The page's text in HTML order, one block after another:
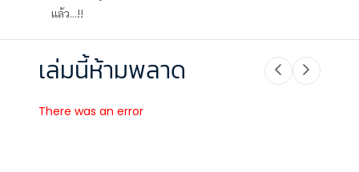
แล้ว...!!
เล่มนี้ห้ามพลาด
There was an error